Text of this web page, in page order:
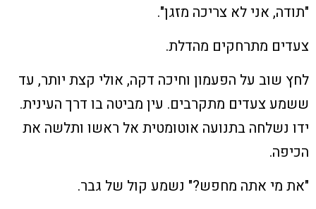
"תודה, אני לא צריכה מזגן".
צעדים מתרחקים מהדלת.
לחץ שוב על הפעמון וחיכה דקה, אולי קצת יותר, עד
ששמע צעדים מתקרבים. עין מביטה בו דרך העינית.
ידו נשלחה בתנועה אוטומטית אל ראשו ותלשה את
הכיפה.
"את מי אתה מחפש?" נשמע קול של גבר.